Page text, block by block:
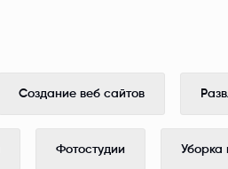
Создание веб сайтов
Фотостудии Уборка